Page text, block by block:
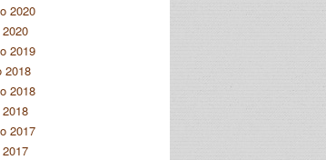
2020
2019
2018
2018
2017